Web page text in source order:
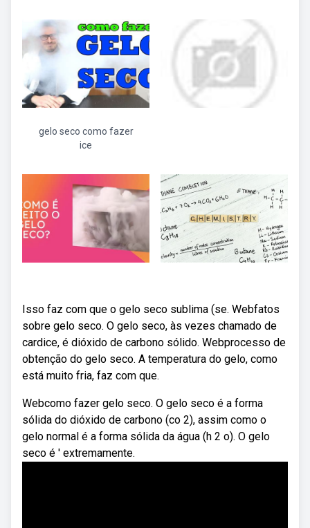
gelo seco como fazer
ice
Isso faz com que o gelo seco sublima (se. Webfatos
sobre gelo seco. O gelo seco, às vezes chamado de
cardice, é dióxido de carbono sólido. Webprocesso de
obtenção do gelo seco. A temperatura do gelo, como
está muito fria, faz com que.
Webcomo fazer gelo seco. O gelo seco é a forma
sólida do dióxido de carbono (co 2), assim como o
gelo normal é a forma sólida da água (h 2 o). O gelo
seco é ' extremamente.